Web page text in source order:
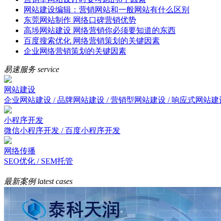
网站建设编辑：营销网站和一般网站有什么区别
东莞网站制作 网络口碑营销优势
高埗网站建设 网络营销你必须要知道的东西
百度搜索优化 网络营销策划的关键因素
企业网络营销策划的关键因素
易速服务service
网站建设
企业网站建设 / 品牌网站建设 / 营销型网站建设 / 响应式网站建
小程序开发
微信小程序开发 / 百度小程序开发
网络传播
SEO优化 / SEM托管
最新案例latest cases